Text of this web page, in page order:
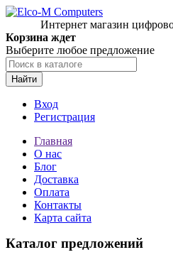
Интернет магазин
Корзина ждет
Выберите любое предложение
Найти
Вход
Регистрация
Главная
О нас
Блог
Доставка
Оплата
Контакты
Карта сайта
Каталог предложений